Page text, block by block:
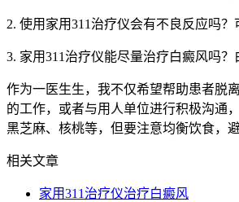
2. 使用家用311治疗仪会有不良反应吗
3. 家用311治疗仪能尽量治疗白癜风吗
作为一医生生，我不仅希望帮助患者脱
的工作，或者与用人单位进行积极沟通
黑芝麻、核桃等，但要注意均衡饮食，
相关文章
家用311治疗仪治疗白癜风